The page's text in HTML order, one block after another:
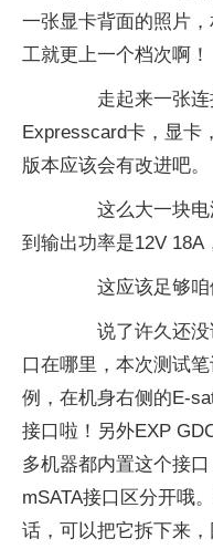
一张显卡背面的照片
工就更上一个档次啊！
走起来一张连
Expresscard卡，显卡
版本应该会有改进吧。
这么大一块电
到输出功率是12V 18A
这应该足够咱
说了许久还没
口在哪里，本次测试
例，在机身右侧的E-
接口啦！另外EXP
多机器都内置这个接
mSATA接口区分开哦
话，可以把它拆下来